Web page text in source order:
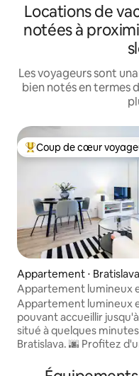
Locations de
notées à
Les voyageurs sont
bien notés en termes
Coups de cœur
Coup de cœur
Appartement ⋅ Bratislava
Appartement lumineux
Garage + balcon
Appartement lumineux
pouvant accueillir
situé à quelques
Bratislava. 🌆 Profitez
équipée, du chauffage